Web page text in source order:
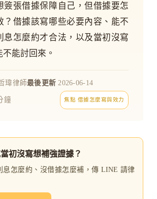
簽張借據保障自己，但借據要怎
？借據該寫哪些必要內容、能不
息怎麼約才合法，以及當初沒寫
能討回來。
瑋律師最後更新 2026-06-14
鐘 焦點 借據怎麼寫與效力
初沒寫想補強證據？
息怎麼約、沒借據怎麼補，傳 LINE 請律